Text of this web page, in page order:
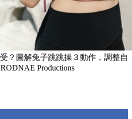
？圖解兔子跳跳操３動作，調整自
Productions